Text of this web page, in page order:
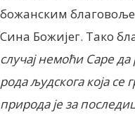
божанским
Сина Божијег. Тако
случај немоћи Саре
рода људскога која се
природа је за